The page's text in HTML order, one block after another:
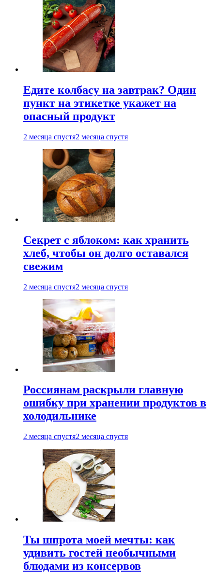
Едите колбасу на завтрак? Один
пункт на этикетке укажет на
опасный продукт
2 месяца спустя2 месяца спустя
Секрет с яблоком: как хранить
хлеб, чтобы он долго оставался
свежим
2 месяца спустя2 месяца спустя
Россиянам раскрыли главную
ошибку при хранении продуктов в
холодильнике
2 месяца спустя2 месяца спустя
Ты шпрота моей мечты: как
удивить гостей необычными
блюдами из консервов